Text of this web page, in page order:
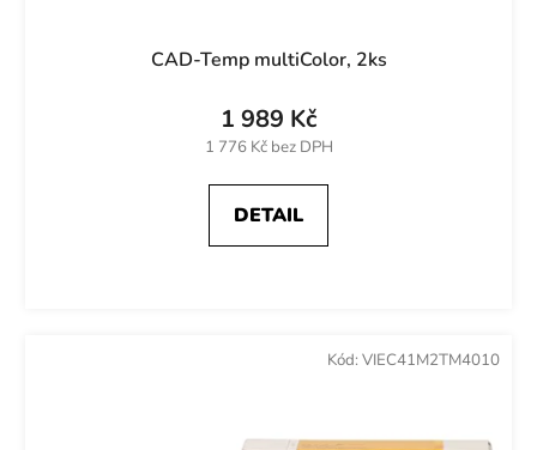
CAD-Temp multiColor, 2ks
1 776 Kč bez DPH
1 989 Kč
DETAIL
Kód: VIEC41M2TM4010